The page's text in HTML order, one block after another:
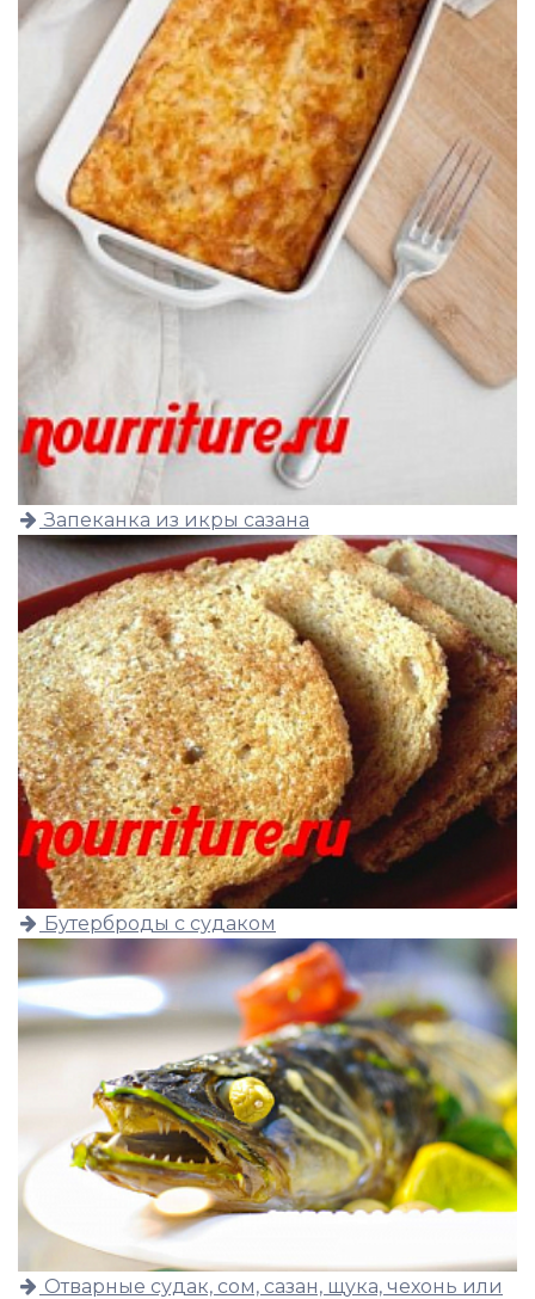
Запеканка из икры сазана
Бутерброды с судаком
Отварные судак, сом, сазан, щука, чехонь или